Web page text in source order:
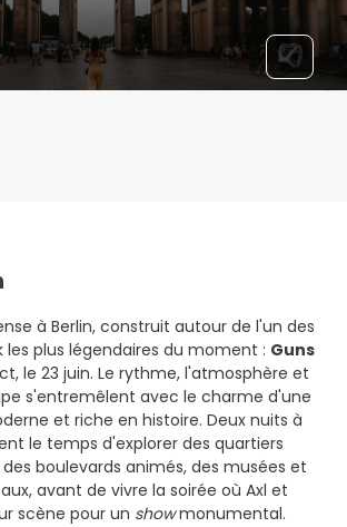
à Berlin, construit autour de l'un des
plus légendaires du moment : Guns
le 23 juin. Le rythme, l'atmosphère et
s'entremêlent avec le charme d'une
et riche en histoire. Deux nuits à
le temps d'explorer des quartiers
boulevards animés, des musées et
avant de vivre la soirée où Axl et
scène pour un showmonumental.